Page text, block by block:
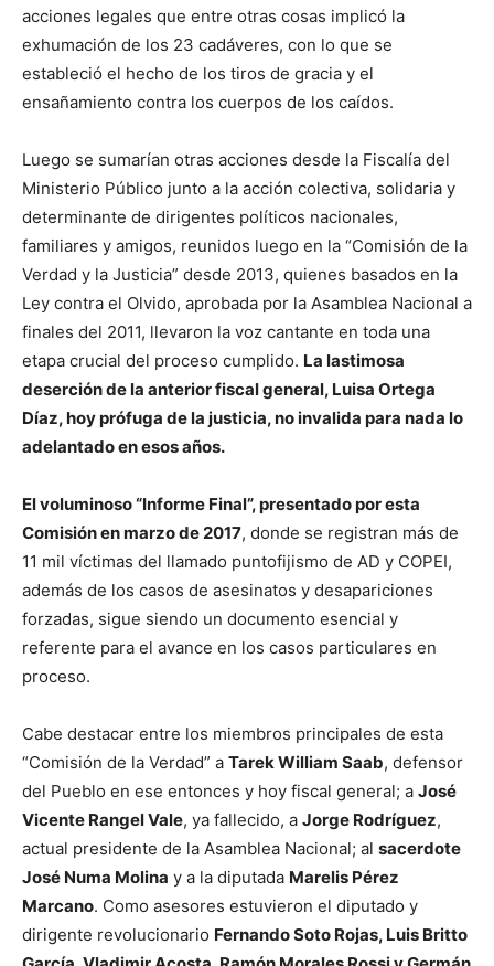
acciones legales que entre otras cosas implicó la
exhumación de los 23 cadáveres, con lo que se
estableció el hecho de los tiros de gracia y el
ensañamiento contra los cuerpos de los caídos.
Luego se sumarían otras acciones desde la Fiscalía del
Ministerio Público junto a la acción colectiva, solidaria y
determinante de dirigentes políticos nacionales,
familiares y amigos, reunidos luego en la “Comisión de la
Verdad y la Justicia” desde 2013, quienes basados en la
Ley contra el Olvido, aprobada por la Asamblea Nacional a
finales del 2011, llevaron la voz cantante en toda una
etapa crucial del proceso cumplido. La lastimosa
deserción de la anterior fiscal general, Luisa Ortega
Díaz, hoy prófuga de la justicia, no invalida para nada lo
adelantado en esos años.
El voluminoso “Informe Final”, presentado por esta
Comisión en marzo de 2017, donde se registran más de
11 mil víctimas del llamado puntofijismo de AD y COPEI,
además de los casos de asesinatos y desapariciones
forzadas, sigue siendo un documento esencial y
referente para el avance en los casos particulares en
proceso.
Cabe destacar entre los miembros principales de esta
“Comisión de la Verdad” a Tarek William Saab, defensor
del Pueblo en ese entonces y hoy fiscal general; a José
Vicente Rangel Vale, ya fallecido, a Jorge Rodríguez,
actual presidente de la Asamblea Nacional; al sacerdote
José Numa Molina y a la diputada Marelis Pérez
Marcano. Como asesores estuvieron el diputado y
dirigente revolucionario Fernando Soto Rojas, Luis Britto